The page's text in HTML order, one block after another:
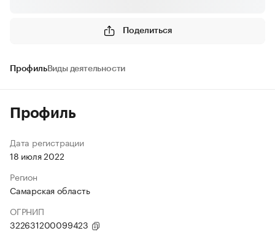
Поделиться
ПрофильВиды деятельности
Профиль
Дата регистрации
18 июля 2022
Регион
Самарская область
ОГРНИП
322631200099423